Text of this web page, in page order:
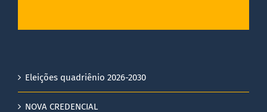
Eleições quadriênio 2026-2030
NOVA CREDENCIAL